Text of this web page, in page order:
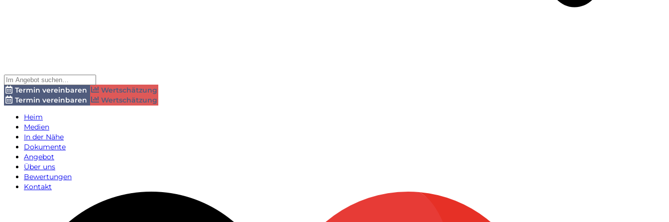
Termin vereinbaren
Wertschätzung
Termin vereinbaren
Wertschätzung
Heim
Medien
In der Nähe
Dokumente
Angebot
Über uns
Bewertungen
Kontakt